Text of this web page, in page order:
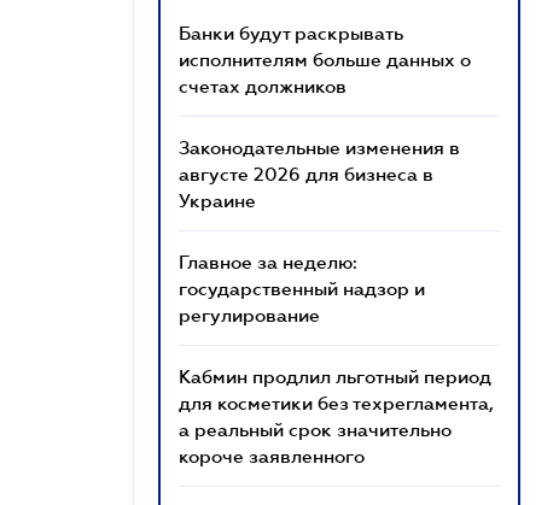
Банки будут раскрывать
исполнителям больше данных о
счетах должников
Законодательные изменения в
августе 2026 для бизнеса в
Украине
Главное за неделю:
государственный надзор и
регулирование
Кабмин продлил льготный период
для косметики без техрегламента,
а реальный срок значительно
короче заявленного